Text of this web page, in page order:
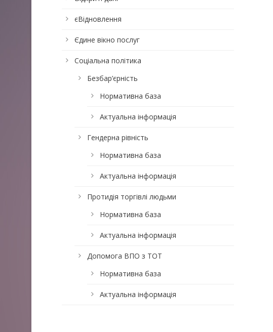
єВідновлення
Єдине вікно послуг
Соціальна політика
Безбар’єрність
Нормативна база
Актуальна інформація
Гендерна рівність
Нормативна база
Актуальна інформація
Протидія торгівлі людьми
Нормативна база
Актуальна інформація
Допомога ВПО з ТОТ
Нормативна база
Актуальна інформація